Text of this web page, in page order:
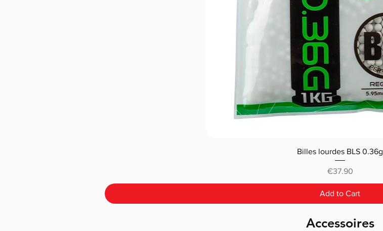
Billes lourdes BLS 0.36g
Price
€37.90
Add to Cart
Accessoires